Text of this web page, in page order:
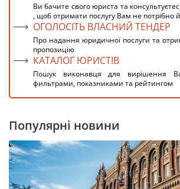
Ви бачите свого юриста та
, щоб отримати послугу Вам не потрібно
ОГОЛОСІТЬ ВЛАСНИЙ ТЕНДЕР
Про надання юридичної послуги та
пропозицію
КАТАЛОГ ЮРИСТІВ
Пошук виконавця для вирішення
фильтрами, показниками та рейтингом
Популярні новини